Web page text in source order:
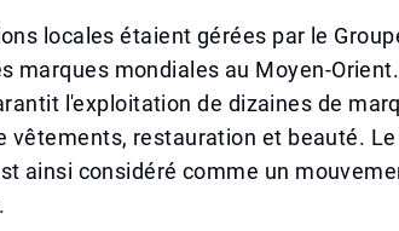
locales étaient gérées par le
marques mondiales au Moyen-
l'exploitation de dizaines de
vêtements, restauration et beauté.
ainsi considéré comme un